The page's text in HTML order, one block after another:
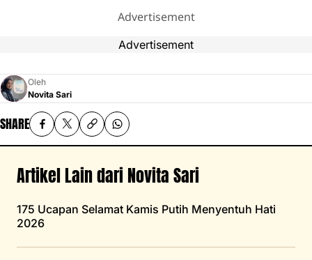
Advertisement
Advertisement
Oleh
Novita Sari
SHARE
Artikel Lain dari Novita Sari
175 Ucapan Selamat Kamis Putih Menyentuh Hati
2026